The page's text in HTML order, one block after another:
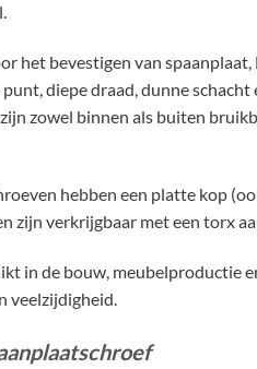
het bevestigen van
diepe draad, dunne
zowel binnen als buiten
hebben een platte kop
zijn verkrijgbaar met een torx
in de bouw, meubelproductie
veelzijdigheid.